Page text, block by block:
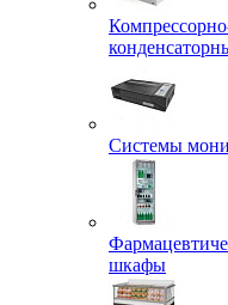
Системы
шкафы